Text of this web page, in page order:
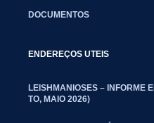
DOCUMENTOS
ENDEREÇOS UTEIS
LEISHMANIOSES – INFORME
TO, MAIO 2026)